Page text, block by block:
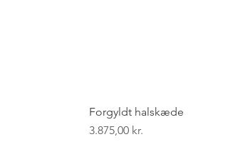
Forgyldt halskæde
Pris
3.875,00 kr.